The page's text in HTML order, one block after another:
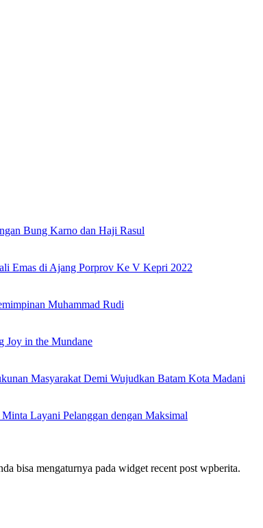
Bung Karno dan Haji Rasul
Emas di Ajang Porprov Ke V Kepri 2022
Muhammad Rudi
Joy in the Mundane
Masyarakat Demi Wujudkan Batam Kota Madani
Layani Pelanggan dengan Maksimal
bisa mengaturnya pada widget recent post wpberita.